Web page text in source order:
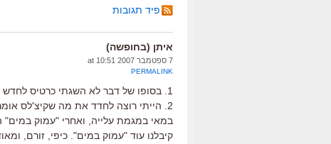
פיד תגובות
איתן (בחופשה)
7 ספטמבר 2007 at 10:51
PERMALINK
1. בסופו של דבר לא השגתי כרטיס לחדש של גיתאי. נו, טוב. בהזדמנות אחרת.
2. הייתי רוצה לחדד את מה שקיצ'לס
במאי במגמת עלייה, ואחרי "עמוק במים"
קיבלנו עוד "עמוק במים". כיפי, זורם,